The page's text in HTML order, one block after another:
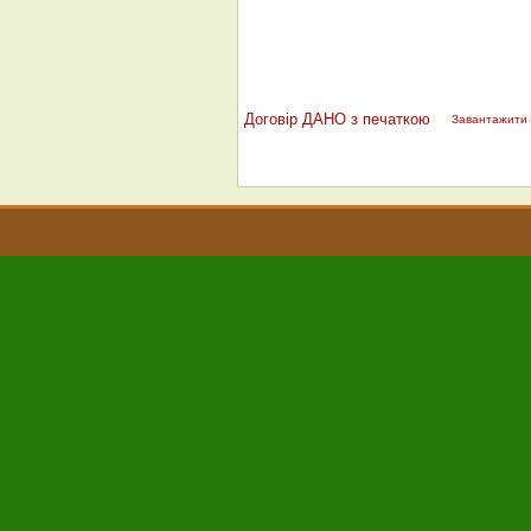
Договір ДАНО з печаткою Завантажити